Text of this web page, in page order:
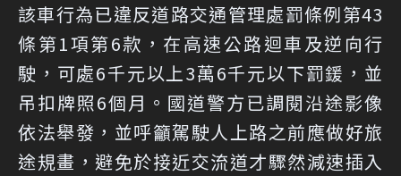
該車行為已違反道路交通管理處罰條例第43
條第1項第6款，在高速公路迴車及逆向行
駛，可處6千元以上3萬6千元以下罰鍰，並
吊扣牌照6個月。國道警方已調閱沿途影像
依法舉發，並呼籲駕駛人上路之前應做好旅
途規畫，避免於接近交流道才驟然減速插入